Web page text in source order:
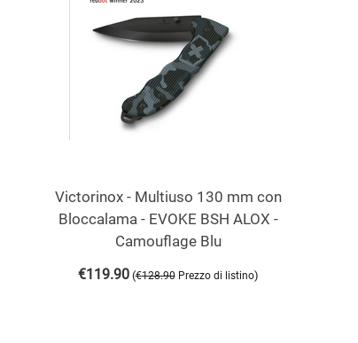
Victorinox - Multiuso 130 mm con
Bloccalama - EVOKE BSH ALOX -
Camouflage Blu
€119.90 (€128.90 Prezzo di listino)